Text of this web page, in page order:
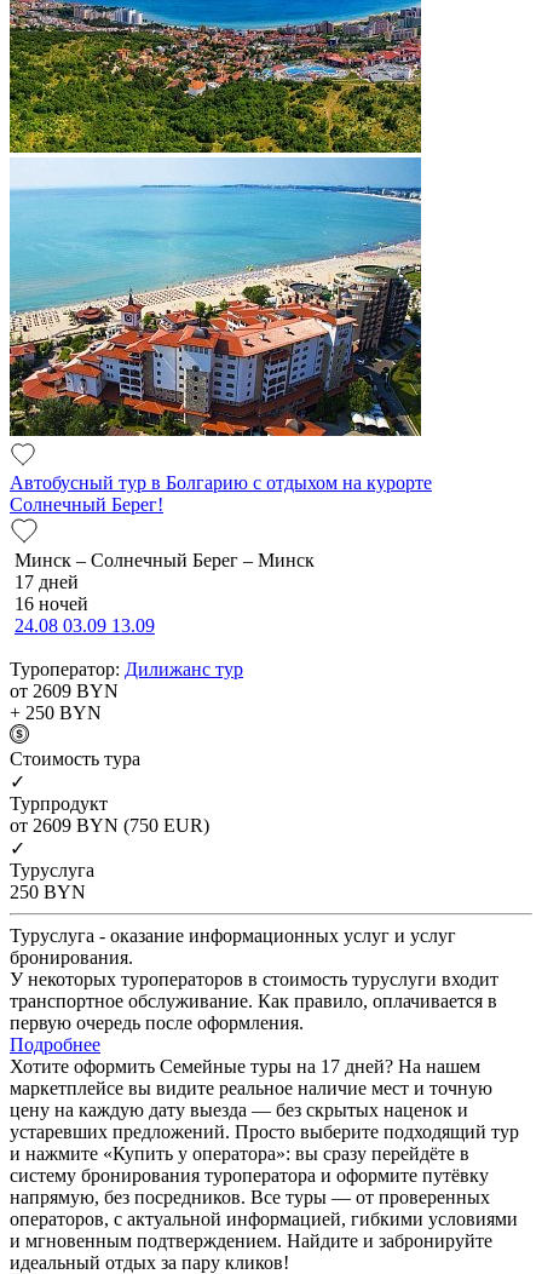
Автобусный тур в Болгарию с отдыхом на курорте
Солнечный Берег!
Минск – Солнечный Берег – Минск
17 дней
16 ночей
24.08 03.09 13.09
Туроператор: Дилижанс тур
от 2609 BYN
+ 250 BYN
Cтоимость тура
✓
Турпродукт
от 2609 BYN (750 EUR)
✓
Туруслуга
250 BYN
Туруслуга - оказание информационных услуг и услуг
бронирования.
У некоторых туроператоров в стоимость туруслуги входит
транспортное обслуживание. Как правило, оплачивается в
первую очередь после оформления.
Подробнее
Хотите оформить Семейные туры на 17 дней? На нашем
маркетплейсе вы видите реальное наличие мест и точную
цену на каждую дату выезда — без скрытых наценок и
устаревших предложений. Просто выберите подходящий тур
и нажмите «Купить у оператора»: вы сразу перейдёте в
систему бронирования туроператора и оформите путёвку
напрямую, без посредников. Все туры — от проверенных
операторов, с актуальной информацией, гибкими условиями
и мгновенным подтверждением. Найдите и забронируйте
идеальный отдых за пару кликов!